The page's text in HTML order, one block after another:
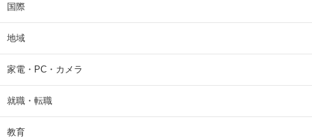
国際
地域
家電・PC・カメラ
就職・転職
教育